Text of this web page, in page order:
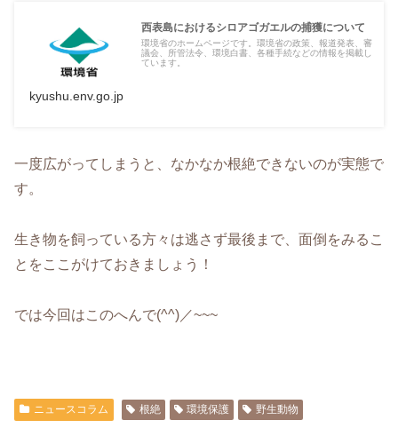
西表島におけるシロアゴガエルの捕獲について
環境省のホームページです。環境省の政策、報道発表、審
議会、所管法令、環境白書、各種手続などの情報を掲載し
ています。
kyushu.env.go.jp
一度広がってしまうと、なかなか根絶できないのが実態で
す。
生き物を飼っている方々は逃さず最後まで、面倒をみるこ
とをここがけておきましょう！
では今回はこのへんで(^^)／~~~
ニュースコラム 根絶 環境保護 野生動物